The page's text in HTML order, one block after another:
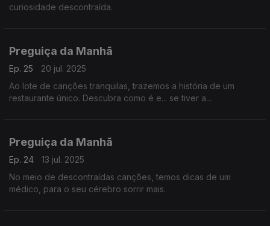
curiosidade descontraída.
Preguiça da Manhã
Ep. 25
20 jul. 2025
Ao lote de canções tranquilas, trazemos a história de um
restaurante único. Descubra como é e... se tiver a
Preguiça da Manhã
Ep. 24
13 jul. 2025
No meio de descontraídas canções, temos dicas de um
médico, para o seu cérebro sorrir mais.